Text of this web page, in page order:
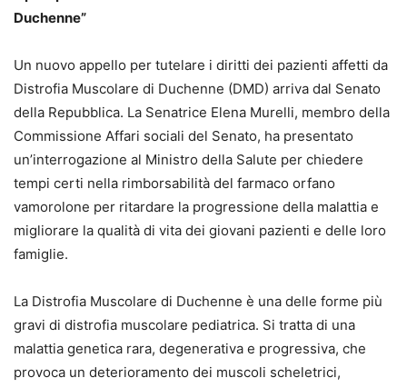
Duchenne”
Un nuovo appello per tutelare i diritti dei pazienti affetti da
Distrofia Muscolare di Duchenne (DMD) arriva dal Senato
della Repubblica. La Senatrice Elena Murelli, membro della
Commissione Affari sociali del Senato, ha presentato
un’interrogazione al Ministro della Salute per chiedere
tempi certi nella rimborsabilità del farmaco orfano
vamorolone per ritardare la progressione della malattia e
migliorare la qualità di vita dei giovani pazienti e delle loro
famiglie.
La Distrofia Muscolare di Duchenne è una delle forme più
gravi di distrofia muscolare pediatrica. Si tratta di una
malattia genetica rara, degenerativa e progressiva, che
provoca un deterioramento dei muscoli scheletrici,